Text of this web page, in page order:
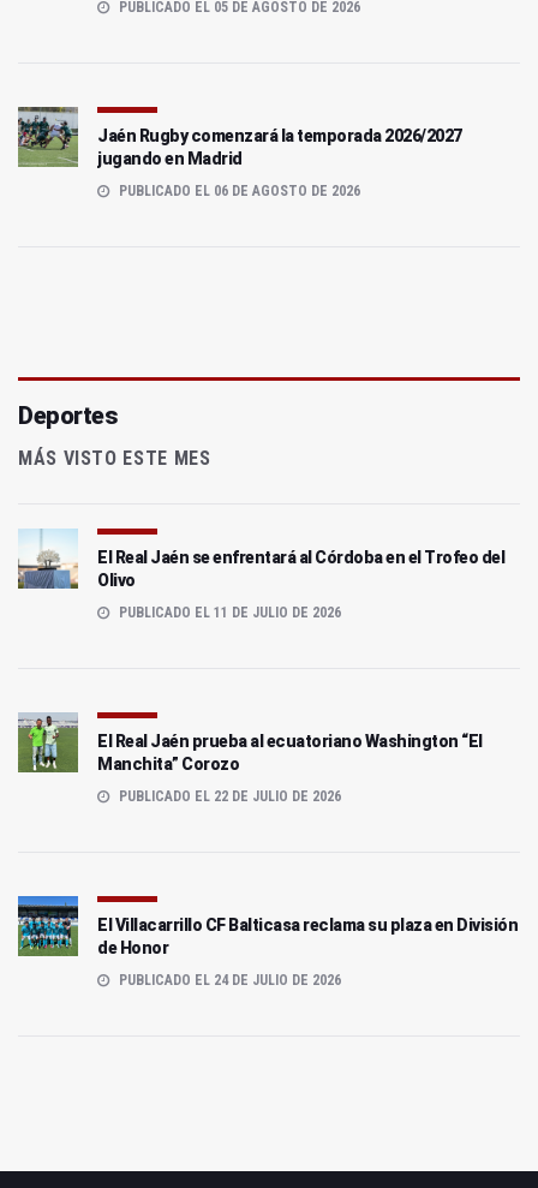
PUBLICADO EL 05 DE AGOSTO DE 2026
Jaén Rugby comenzará la temporada 2026/2027
jugando en Madrid
PUBLICADO EL 06 DE AGOSTO DE 2026
Deportes
MÁS VISTO ESTE MES
El Real Jaén se enfrentará al Córdoba en el Trofeo del
Olivo
PUBLICADO EL 11 DE JULIO DE 2026
El Real Jaén prueba al ecuatoriano Washington “El
Manchita” Corozo
PUBLICADO EL 22 DE JULIO DE 2026
El Villacarrillo CF Balticasa reclama su plaza en División
de Honor
PUBLICADO EL 24 DE JULIO DE 2026